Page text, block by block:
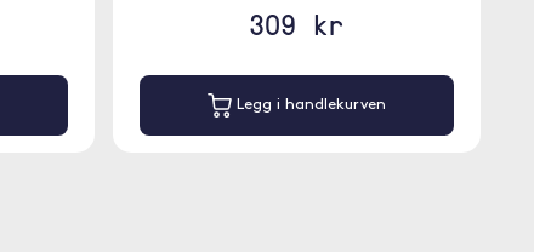
309 kr
Legg i handlekurven